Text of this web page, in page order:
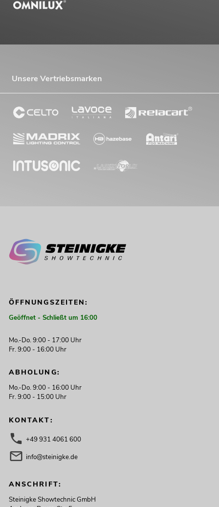
Unsere Vertriebsmarken
ÖFFNUNGSZEITEN:
Geöffnet - Schließt um 16:00
Mo.-Do. 9:00 - 17:00 Uhr
Fr. 9:00 - 16:00 Uhr
ABHOLUNG:
Mo.-Do. 9:00 - 16:00 Uhr
Fr. 9:00 - 15:00 Uhr
KONTAKT:
+49 931 4061 600
info@steinigke.de
ANSCHRIFT:
Steinigke Showtechnic GmbH